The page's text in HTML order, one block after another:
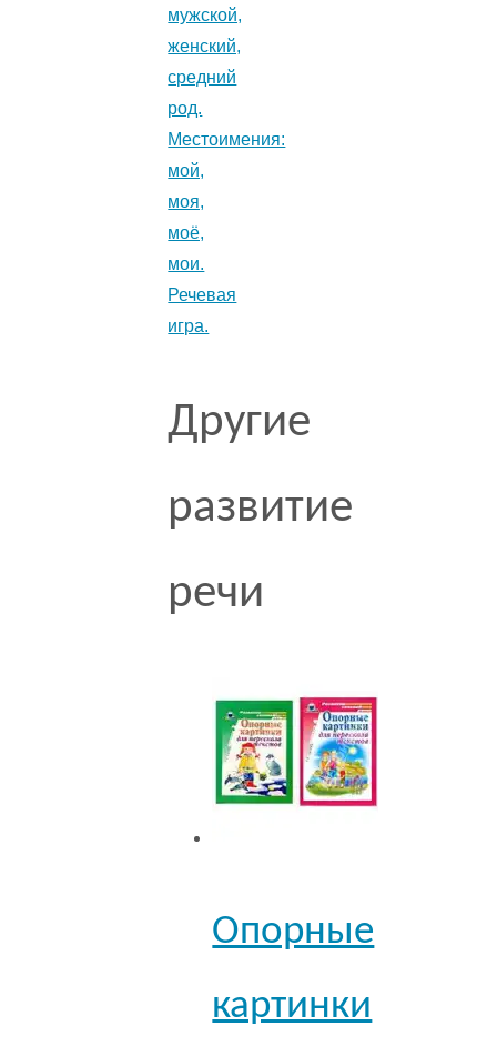
мужской,
женский,
средний
род.
Местоимения:
мой,
моя,
моё,
мои.
Речевая
игра.
Другие
развитие
речи
Опорные
картинки